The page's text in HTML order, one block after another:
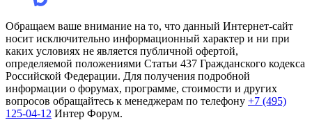
Обращаем ваше внимание на то, что данный Интернет-сайт
носит исключительно информационный характер и ни при
каких условиях не является публичной офертой,
определяемой положениями Статьи 437 Гражданского кодекса
Российской Федерации. Для получения подробной
информации о форумах, программе, стоимости и других
вопросов обращайтесь к менеджерам по телефону +7 (495)
125-04-12 Интер Форум.